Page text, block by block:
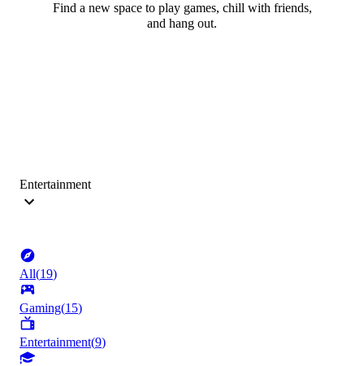
Find a new space to play games, chill with friends,
and hang out.
Entertainment
All(19)
Gaming(15)
Entertainment(9)